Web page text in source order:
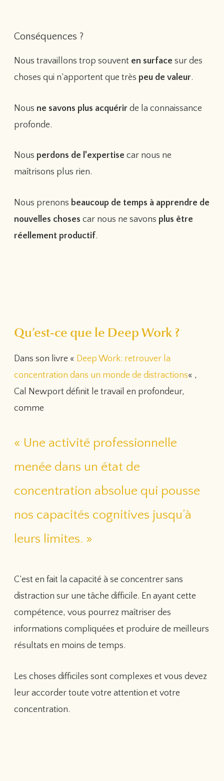
Conséquences ?
Nous travaillons trop souvent en surface sur des
choses qui n’apportent que très peu de valeur.
Nous ne savons plus acquérirde la connaissance
profonde.
Nous perdons de l’expertise car nous ne
maîtrisons plus rien.
Nous prenons beaucoup de temps à apprendre de
nouvelles choses car nous ne savons plus être
réellement productif.
Qu’est-ce que le Deep Work ?
Dans son livre « Deep Work: retrouver la
concentration dans un monde de distractions« ,
Cal Newport définit le travail en profondeur,
comme
« Une activité professionnelle
menée dans un état de
concentration absolue qui pousse
nos capacités cognitives jusqu’à
leurs limites. »
C’est en fait la capacité à se concentrer sans
distraction sur une tâche difficile. En ayant cette
compétence, vous pourrez maîtriser des
informations compliquées et produire de meilleurs
résultats en moins de temps.
Les choses difficiles sont complexes et vous devez
leur accorder toute votre attention et votre
concentration.